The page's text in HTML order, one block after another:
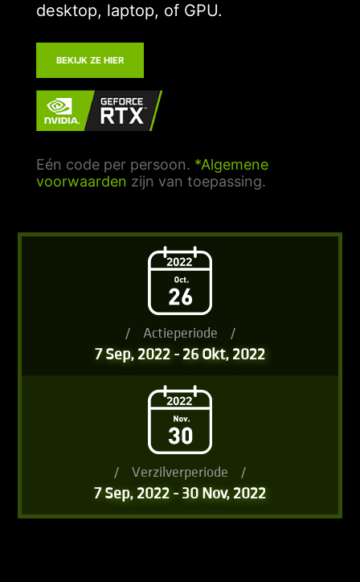
desktop, laptop, of GPU.
BEKIJK ZE HIER
Eén code per persoon. *Algemene
voorwaarden zijn van toepassing.
/ Actieperiode /
7 Sep, 2022 - 26 Okt, 2022
/ Verzilverperiode /
7 Sep, 2022 - 30 Nov, 2022